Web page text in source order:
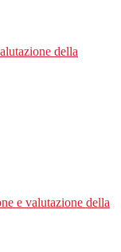
della
e valutazione della